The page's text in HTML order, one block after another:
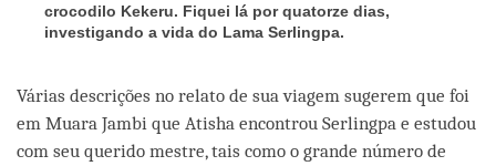
crocodilo Kekeru. Fiquei lá por quatorze dias,
investigando a vida do Lama Serlingpa.
Várias descrições no relato de sua viagem sugerem que foi
em Muara Jambi que Atisha encontrou Serlingpa e estudou
com seu querido mestre, tais como o grande número de